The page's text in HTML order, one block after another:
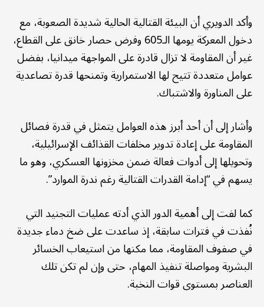
وأكد الدويري أن البيئة القتالية الحالية شديدة الصعوبة، مع
دخول المعركة يومها الـ605 وفرض حصار خانق على القطاع،
غير أن المقاومة لا تزال قادرة على المواجهة ميدانيا، بفضل
عوامل متعددة تتيح لها الاستمرارية وتمنحها قدرة تصاعدية
على المناورة والاشتباك.
وأشار إلى أن أحد أبرز هذه العوامل يتمثل في قدرة فصائل
المقاومة على إعادة تدوير مخلفات القذائف الإسرائيلية،
وتحويلها إلى أدوات فعالة ضمن مخزونها العسكري، وهو ما
يسهم في “إدامة القدرات القتالية رغم ندرة الموارد”.
كما لفت إلى أهمية الدور الذي أدته عمليات التجنيد التي
نُفذت في فترات سابقة، إذ ساعدت على ضخ دماء جديدة
في صفوف المقاومة، مما مكنها من استيعاب الخسائر
البشرية ومواصلة تنفيذ المهام، حتى وإن لم تكن تلك
العناصر بمستوى قوات النخبة.